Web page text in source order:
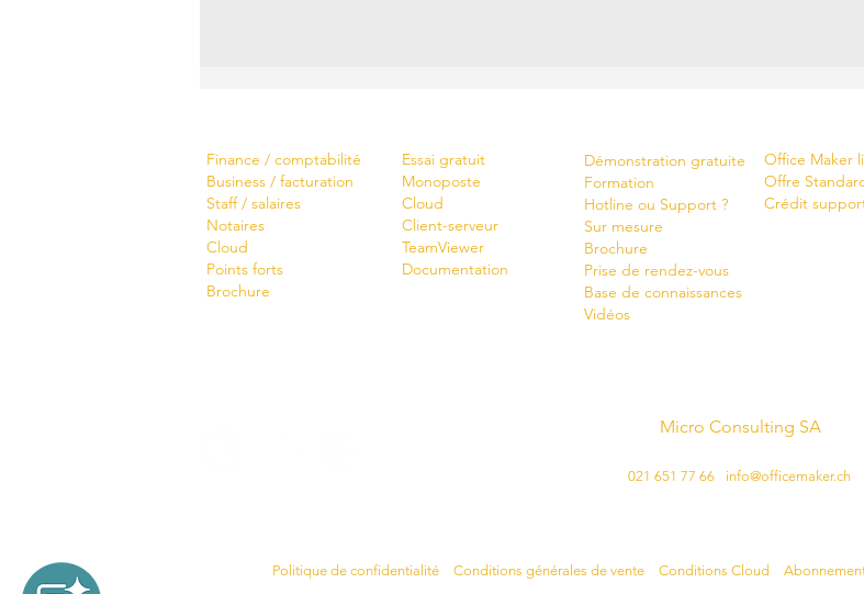
Finance / comptabilité
Business / facturation
Staff / salaires
Notaires
Cloud
Points forts
Brochure
Essai gratuit
Monoposte
Cloud
Client-serveur
TeamViewer
Documentation
Démonstration gratuite
Formation
Hotline ou Support ?
Sur mesure
Brochure
Prise de rendez-vous
Base de connaissances
Vidéos
Office Maker
Offre
Crédit
Micro Consulting SA
021 651 77 66- info@officemaker.ch
Politique de confidentialité• Conditions générales de vente Conditions Cloud